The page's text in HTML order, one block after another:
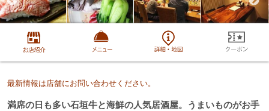
最新情報は店舗にお問い合わせください。
満席の日も多い石垣牛と海鮮の人気居酒屋。うまいものがお手